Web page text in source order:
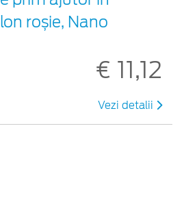
roșie, Nano
€ 11,12
Vezi detalii